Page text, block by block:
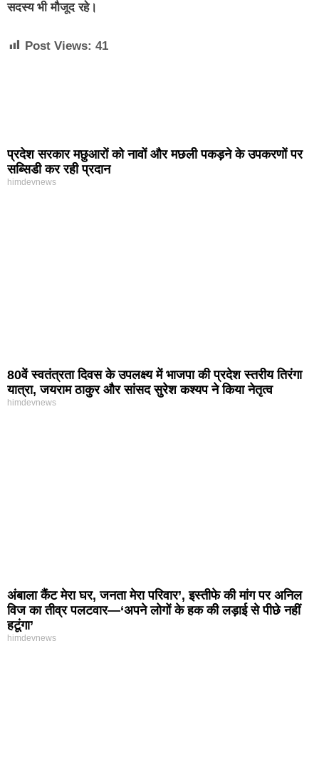
सदस्य भी मौजूद रहे।
Post Views: 41
प्रदेश सरकार मछुआरों को नावों और मछली पकड़ने के उपकरणों पर
सब्सिडी कर रही प्रदान
himdevnews
80वें स्वतंत्रता दिवस के उपलक्ष्य में भाजपा की प्रदेश स्तरीय तिरंगा
यात्रा, जयराम ठाकुर और सांसद सुरेश कश्यप ने किया नेतृत्व
himdevnews
अंबाला कैंट मेरा घर, जनता मेरा परिवार’, इस्तीफे की मांग पर अनिल
विज का तीव्र पलटवार—‘अपने लोगों के हक की लड़ाई से पीछे नहीं
हटूंगा’
himdevnews